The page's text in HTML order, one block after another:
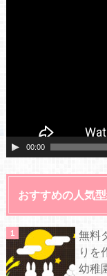
00:00
おすすめの人気
無料
りを
幼稚